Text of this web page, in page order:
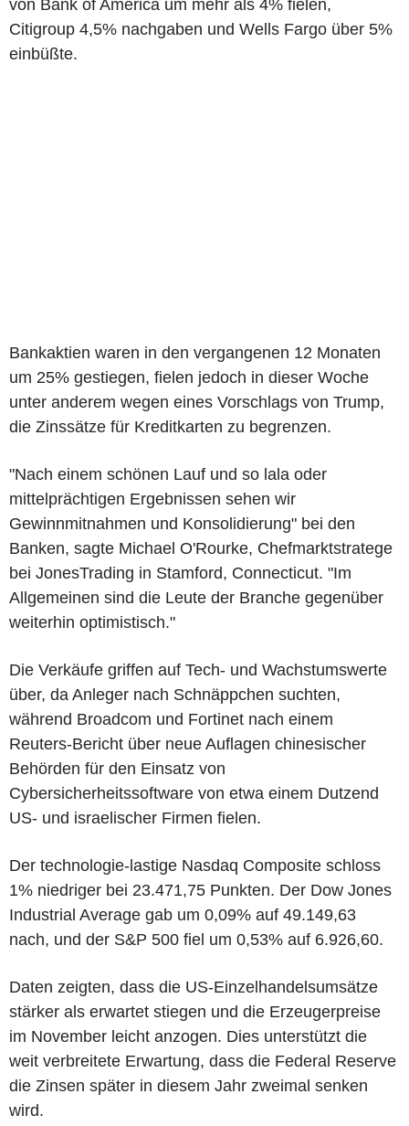
von Bank of America um mehr als 4% fielen,
Citigroup 4,5% nachgaben und Wells Fargo über 5%
einbüßte.
Bankaktien waren in den vergangenen 12 Monaten
um 25% gestiegen, fielen jedoch in dieser Woche
unter anderem wegen eines Vorschlags von Trump,
die Zinssätze für Kreditkarten zu begrenzen.
"Nach einem schönen Lauf und so lala oder
mittelprächtigen Ergebnissen sehen wir
Gewinnmitnahmen und Konsolidierung" bei den
Banken, sagte Michael O'Rourke, Chefmarktstratege
bei JonesTrading in Stamford, Connecticut. "Im
Allgemeinen sind die Leute der Branche gegenüber
weiterhin optimistisch."
Die Verkäufe griffen auf Tech- und Wachstumswerte
über, da Anleger nach Schnäppchen suchten,
während Broadcom und Fortinet nach einem
Reuters-Bericht über neue Auflagen chinesischer
Behörden für den Einsatz von
Cybersicherheitssoftware von etwa einem Dutzend
US- und israelischer Firmen fielen.
Der technologie-lastige Nasdaq Composite schloss
1% niedriger bei 23.471,75 Punkten. Der Dow Jones
Industrial Average gab um 0,09% auf 49.149,63
nach, und der S&P 500 fiel um 0,53% auf 6.926,60.
Daten zeigten, dass die US-Einzelhandelsumsätze
stärker als erwartet stiegen und die Erzeugerpreise
im November leicht anzogen. Dies unterstützt die
weit verbreitete Erwartung, dass die Federal Reserve
die Zinsen später in diesem Jahr zweimal senken
wird.